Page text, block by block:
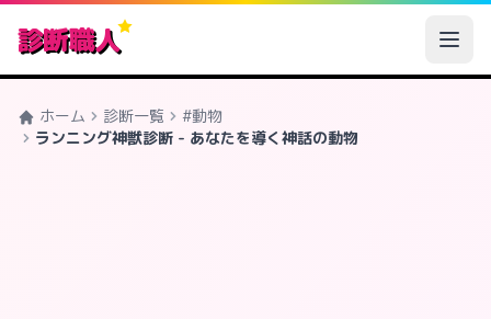
診断職人
ホーム 診断一覧
#動物
ランニング神獣診断 - あなたを導く神話の動物